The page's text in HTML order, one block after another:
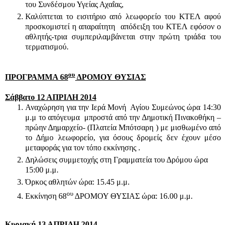
του Συνδέσμου Υγείας Αχαΐας,
Καλύπτεται το εισιτήριο από λεωφορείο του ΚΤΕΛ αφού
προσκομιστεί η απαραίτητη απόδειξη του ΚΤΕΛ εφόσον ο
αθλητής-τρια συμπεριλαμβάνεται στην πρώτη τριάδα του
τερματισμού.
ΠΡΟΓΡΑΜΜΑ 68ου ΔΡΟΜΟΥ ΘΥΣΙΑΣ
Σάββατο 12 ΑΠΡΙΛΗ 2014
Αναχώρηση για την Ιερά Μονή Αγίου Συμεώνος ώρα 14:30
μ.μ το απόγευμα μπροστά από την Δημοτική Πινακοθήκη –
πρώην Δημαρχείο- (Πλατεία Μπότσαρη ) με μισθωμένο από
το Δήμο λεωφορείο, για όσους δρομείς δεν έχουν μέσο
μεταφοράς για τον τόπο εκκίνησης .
Δηλώσεις συμμετοχής στη Γραμματεία του Δρόμου ώρα
15:00 μ.μ.
Όρκος αθλητών ώρα: 15.45 μ.μ.
Εκκίνηση 68ου ΔΡΟΜΟΥ ΘΥΣΙΑΣ ώρα: 16.00 μ.μ.